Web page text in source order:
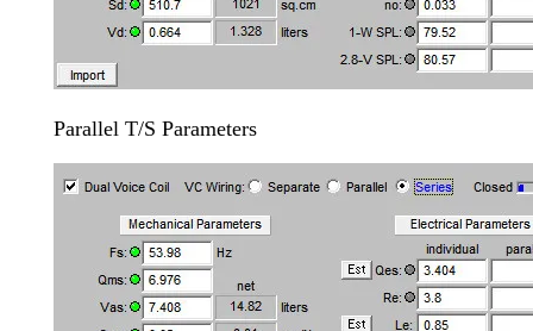
Parallel T/S Parameters